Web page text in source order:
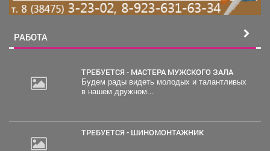
РАБОТА
ТРЕБУЕТСЯ - МАСТЕРА МУЖСКОГО ЗАЛА
Будем рады видеть молодых и талантливых
в нашем дружном...
ТРЕБУЕТСЯ - ШИНОМОНТАЖНИК